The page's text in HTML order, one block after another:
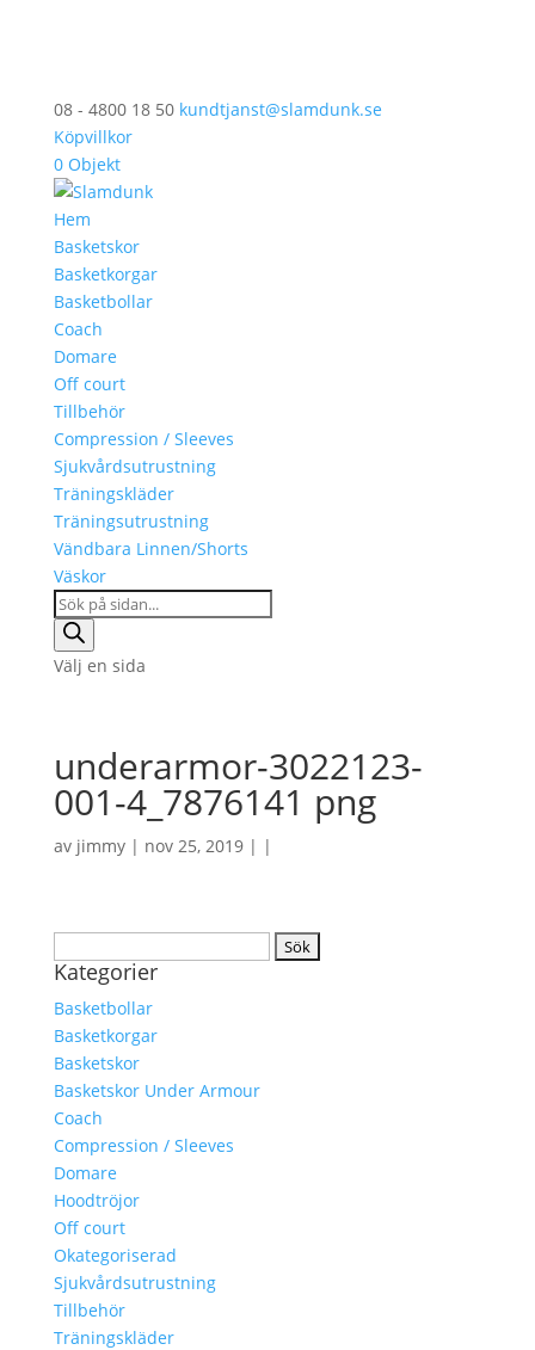
08 - 4800 18 50 kundtjanst@slamdunk.se
Köpvillkor
0 Objekt
Hem
Basketskor
Basketkorgar
Basketbollar
Coach
Domare
Off court
Tillbehör
Compression / Sleeves
Sjukvårdsutrustning
Träningskläder
Träningsutrustning
Vändbara Linnen/Shorts
Väskor
Products
search
Välj en sida
underarmor-3022123-
001-4_7876141 png
av jimmy| nov 25, 2019 | |
efter:
Kategorier
Basketbollar
Basketkorgar
Basketskor
Basketskor Under Armour
Coach
Compression / Sleeves
Domare
Hoodtröjor
Off court
Okategoriserad
Sjukvårdsutrustning
Tillbehör
Träningskläder